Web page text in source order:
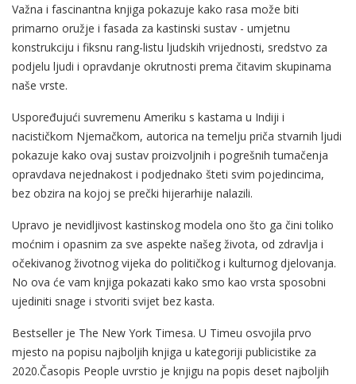
Važna i fascinantna knjiga pokazuje kako rasa može biti
primarno oružje i fasada za kastinski sustav - umjetnu
konstrukciju i fiksnu rang-listu ljudskih vrijednosti, sredstvo za
podjelu ljudi i opravdanje okrutnosti prema čitavim skupinama
naše vrste.
Uspoređujući suvremenu Ameriku s kastama u Indiji i
nacističkom Njemačkom, autorica na temelju priča stvarnih ljudi
pokazuje kako ovaj sustav proizvoljnih i pogrešnih tumačenja
opravdava nejednakost i podjednako šteti svim pojedincima,
bez obzira na kojoj se prečki hijerarhije nalazili.
Upravo je nevidljivost kastinskog modela ono što ga čini toliko
moćnim i opasnim za sve aspekte našeg života, od zdravlja i
očekivanog životnog vijeka do političkog i kulturnog djelovanja.
No ova će vam knjiga pokazati kako smo kao vrsta sposobni
ujediniti snage i stvoriti svijet bez kasta.
Bestseller je The New York Timesa. U Timeu osvojila prvo
mjesto na popisu najboljih knjiga u kategoriji publicistike za
2020.Časopis People uvrstio je knjigu na popis deset najboljih